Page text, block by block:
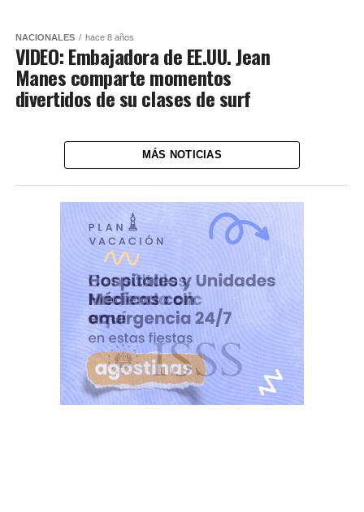
NACIONALES hace 8 años
VIDEO: Embajadora de EE.UU. Jean
Manes comparte momentos
divertidos de su clases de surf
MÁS NOTICIAS